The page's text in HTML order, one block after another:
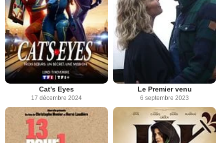
Cat's Eyes
17 décembre 2024
Le Premier venu
6 septembre 2023